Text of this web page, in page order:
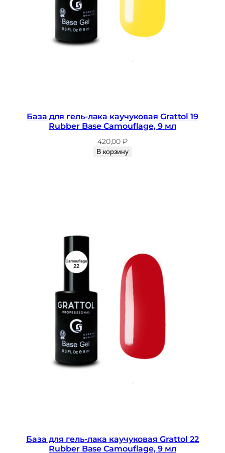
База для гель-лака каучуковая Grattol 19
Rubber Base Camouflage, 9 мл
420,00₽
В корзину
База для гель-лака каучуковая Grattol 22
Rubber Base Camouflage, 9 мл